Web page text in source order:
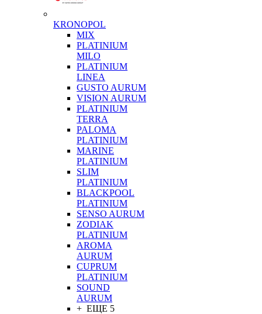
KRONOPOL
MIX
PLATINIUM
MILO
PLATINIUM
LINEA
GUSTO AURUM
VISION AURUM
PLATINIUM
TERRA
PALOMA
PLATINIUM
MARINE
PLATINIUM
SLIM
PLATINIUM
BLACKPOOL
PLATINIUM
SENSO AURUM
ZODIAK
PLATINIUM
AROMA
AURUM
CUPRUM
PLATINIUM
SOUND
AURUM
+ ЕЩЕ 5